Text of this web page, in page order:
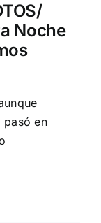
Noche
pasó en